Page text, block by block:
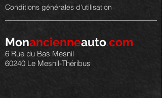
Conditions générales d'utilisation
Monancienneauto.com
6 Rue du Bas Mesnil
60240 Le Mesnil-Théribus